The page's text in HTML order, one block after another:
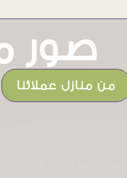
صور
من منازل عملائنا